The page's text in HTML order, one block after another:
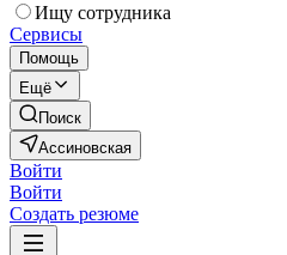
Ищу сотрудника
Сервисы
Помощь
Ещё
Поиск
Ассиновская
Войти
Войти
Создать резюме